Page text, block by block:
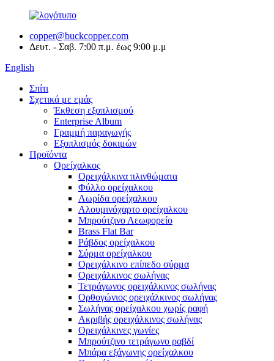
copper@buckcopper.com
Δευτ. - Σαβ. 7:00 π.μ. έως 9:00 μ.μ
English
Σπίτι
Σχετικά με εμάς
Έκθεση εξοπλισμού
Enterprise Album
Γραμμή παραγωγής
Εξοπλισμός δοκιμών
Προϊόντα
Ορείχαλκος
Ορειχάλκινα πλινθώματα
Φύλλο ορείχαλκου
Λωρίδα ορείχαλκου
Αλουμινόχαρτο ορείχαλκου
Μπρούτζινο Λεωφορείο
Brass Flat Bar
Ράβδος ορείχαλκου
Σύρμα ορείχαλκου
Ορειχάλκινο επίπεδο σύρμα
Ορειχάλκινος σωλήνας
Τετράγωνος ορειχάλκινος σωλήνας
Ορθογώνιος ορειχάλκινος σωλήνας
Σωλήνας ορείχαλκου χωρίς ραφή
Ακριβής ορειχάλκινος σωλήνας
Ορειχάλκινες γωνίες
Μπρούτζινο τετράγωνο ραβδί
Μπάρα εξάγωνης ορείχαλκου